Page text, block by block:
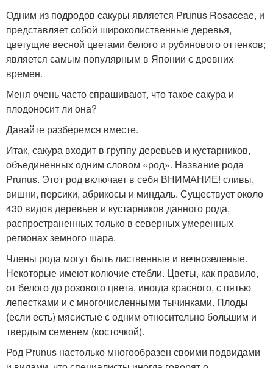
Одним из подродов сакуры является Prunus Rosaceae, и
представляет собой широколиственные деревья,
цветущие весной цветами белого и рубинового оттенков;
является самым популярным в Японии с древних
времен.
Меня очень часто спрашивают, что такое сакура и
плодоносит ли она?
Давайте разберемся вместе.
Итак, сакура входит в группу деревьев и кустарников,
объединенных одним словом «род». Название рода
Prunus. Этот род включает в себя ВНИМАНИЕ! сливы,
вишни, персики, абрикосы и миндаль. Существует около
430 видов деревьев и кустарников данного рода,
распространенных только в северных умеренных
регионах земного шара.
Члены рода могут быть лиственные и вечнозеленые.
Некоторые имеют колючие стебли. Цветы, как правило,
от белого до розового цвета, иногда красного, с пятью
лепестками и с многочисленными тычинками. Плоды
(если есть) мясистые с одним относительно большим и
твердым семенем (косточкой).
Род Prunus настолько многообразен своими подвидами